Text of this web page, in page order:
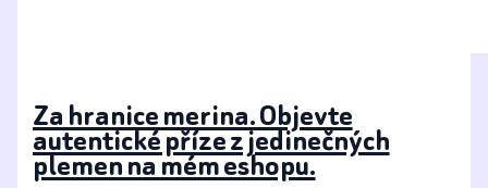
Za hranice merina. Objevte
autentické příze z jedinečných
plemen na mém eshopu.